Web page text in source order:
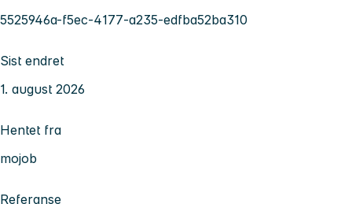
5525946a-f5ec-4177-a235-edfba52ba310
Sist endret
1. august 2026
Hentet fra
mojob
Referanse